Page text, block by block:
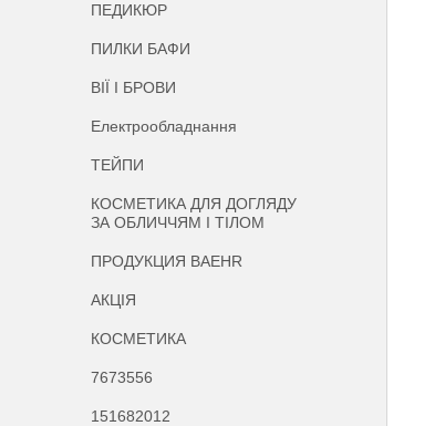
ПЕДИКЮР
ПИЛКИ БАФИ
ВІЇ І БРОВИ
Електрообладнання
ТЕЙПИ
КОСМЕТИКА ДЛЯ ДОГЛЯДУ
ЗА ОБЛИЧЧЯМ І ТІЛОМ
ПРОДУКЦИЯ BAEHR
АКЦІЯ
КОСМЕТИКА
7673556
151682012